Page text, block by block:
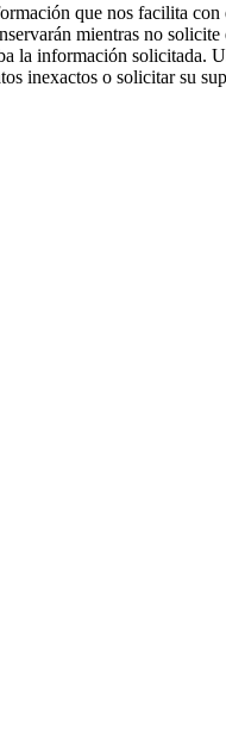
que nos facilita
mientras no solicite
la información solicitada.
inexactos o solicitar su